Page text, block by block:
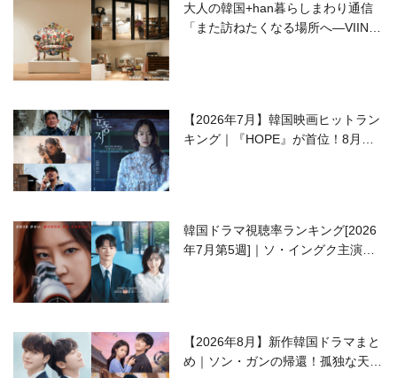
大人の韓国+han暮らしまわり通信
「また訪ねたくなる場所へ―VIIN C
【2026年7月】韓国映画ヒットラン
キング｜『HOPE』が首位！8月公
韓国ドラマ視聴率ランキング[2026
年7月第5週]｜ソ・イングク主演の
【2026年8月】新作韓国ドラマまと
め｜ソン・ガンの帰還！孤独な天才